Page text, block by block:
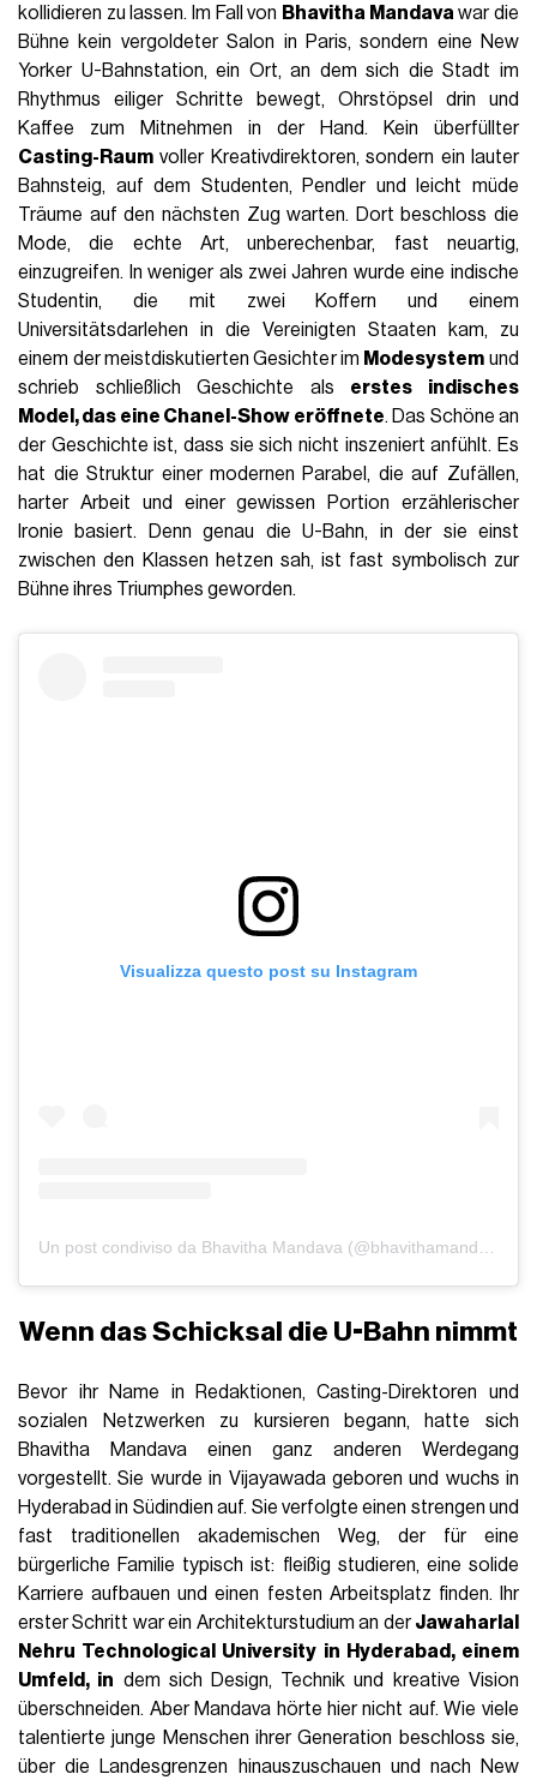
kollidieren zu lassen. Im Fall von Bhavitha Mandava war die
Bühne kein vergoldeter Salon in Paris, sondern eine New
Yorker U-Bahnstation, ein Ort, an dem sich die Stadt im
Rhythmus eiliger Schritte bewegt, Ohrstöpsel drin und
Kaffee zum Mitnehmen in der Hand. Kein überfüllter
Casting-Raum voller Kreativdirektoren, sondern ein lauter
Bahnsteig, auf dem Studenten, Pendler und leicht müde
Träume auf den nächsten Zug warten. Dort beschloss die
Mode, die echte Art, unberechenbar, fast neuartig,
einzugreifen. In weniger als zwei Jahren wurde eine indische
Studentin, die mit zwei Koffern und einem
Universitätsdarlehen in die Vereinigten Staaten kam, zu
einem der meistdiskutierten Gesichter im Modesystem und
schrieb schließlich Geschichte als erstes indisches
Model, das eine Chanel-Show eröffnete. Das Schöne an
der Geschichte ist, dass sie sich nicht inszeniert anfühlt. Es
hat die Struktur einer modernen Parabel, die auf Zufällen,
harter Arbeit und einer gewissen Portion erzählerischer
Ironie basiert. Denn genau die U-Bahn, in der sie einst
zwischen den Klassen hetzen sah, ist fast symbolisch zur
Bühne ihres Triumphes geworden.
Visualizza questo post su Instagram
Wenn das Schicksal die U-Bahn nimmt
Bevor ihr Name in Redaktionen, Casting-Direktoren und
sozialen Netzwerken zu kursieren begann, hatte sich
Bhavitha Mandava einen ganz anderen Werdegang
vorgestellt. Sie wurde in Vijayawada geboren und wuchs in
Hyderabad in Südindien auf. Sie verfolgte einen strengen und
fast traditionellen akademischen Weg, der für eine
bürgerliche Familie typisch ist: fleißig studieren, eine solide
Karriere aufbauen und einen festen Arbeitsplatz finden. Ihr
erster Schritt war ein Architekturstudium an derJawaharlal
Nehru Technological University in Hyderabad, einem
Umfeld, in dem sich Design, Technik und kreative Vision
überschneiden. Aber Mandava hörte hier nicht auf. Wie viele
talentierte junge Menschen ihrer Generation beschloss sie,
über die Landesgrenzen hinauszuschauen und nach New